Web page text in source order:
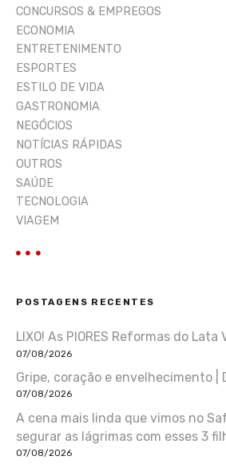
CONCURSOS & EMPREGOS
ECONOMIA
ENTRETENIMENTO
ESPORTES
ESTILO DE VIDA
GASTRONOMIA
NEGÓCIOS
NOTÍCIAS RÁPIDAS
OUTROS
SAÚDE
TECNOLOGIA
VIAGEM
POSTAGENS RECENTES
LIXO! As PIORES Reformas do Lata
07/08/2026
Gripe, coração e envelhecimento |
07/08/2026
A cena mais linda que vimos no
segurar as lágrimas com esses 3
07/08/2026